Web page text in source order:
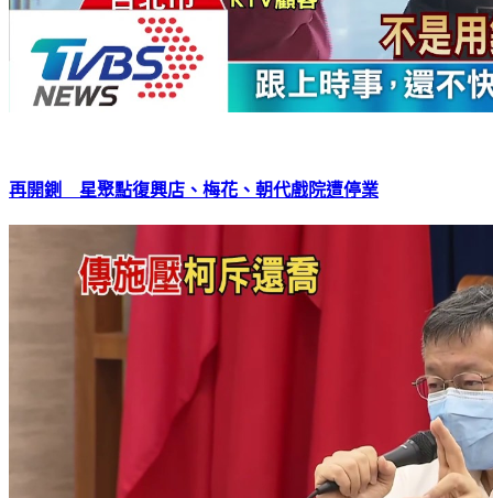
再開鍘 星聚點復興店、梅花、朝代戲院遭停業